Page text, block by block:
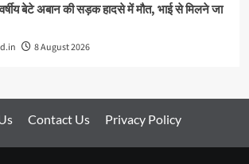
बेटे अबान की सड़क हादसे में मौत, भाई से मिलने जा
8 August 2026
Contact Us Privacy Policy